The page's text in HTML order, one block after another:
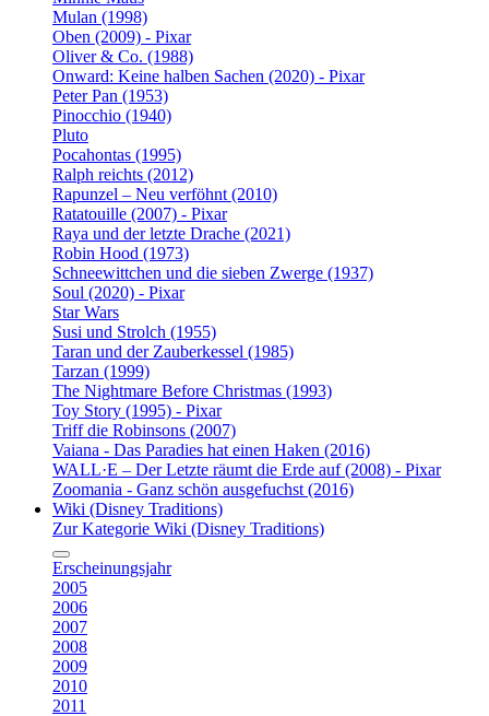
Mulan (1998)
Oben (2009) - Pixar
Oliver & Co. (1988)
Onward: Keine halben Sachen (2020) - Pixar
Peter Pan (1953)
Pinocchio (1940)
Pluto
Pocahontas (1995)
Ralph reichts (2012)
Rapunzel – Neu verföhnt (2010)
Ratatouille (2007) - Pixar
Raya und der letzte Drache (2021)
Robin Hood (1973)
Schneewittchen und die sieben Zwerge (1937)
Soul (2020) - Pixar
Star Wars
Susi und Strolch (1955)
Taran und der Zauberkessel (1985)
Tarzan (1999)
The Nightmare Before Christmas (1993)
Toy Story (1995) - Pixar
Triff die Robinsons (2007)
Vaiana - Das Paradies hat einen Haken (2016)
WALL·E – Der Letzte räumt die Erde auf (2008) - Pixar
Zoomania - Ganz schön ausgefuchst (2016)
Wiki (Disney Traditions)
Zur Kategorie Wiki (Disney Traditions)
Erscheinungsjahr
2005
2006
2007
2008
2009
2010
2011